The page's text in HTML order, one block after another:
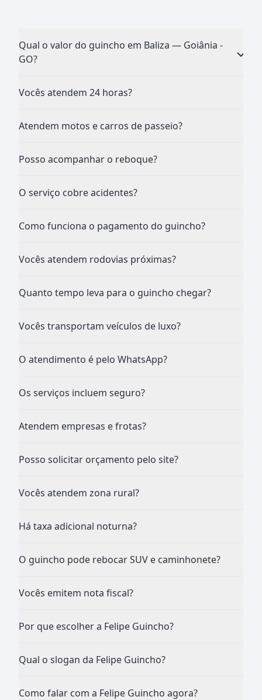
Qual o valor do guincho em Baliza — Goiânia -
GO?
Vocês atendem 24 horas?
Atendem motos e carros de passeio?
Posso acompanhar o reboque?
O serviço cobre acidentes?
Como funciona o pagamento do guincho?
Vocês atendem rodovias próximas?
Quanto tempo leva para o guincho chegar?
Vocês transportam veículos de luxo?
O atendimento é pelo WhatsApp?
Os serviços incluem seguro?
Atendem empresas e frotas?
Posso solicitar orçamento pelo site?
Vocês atendem zona rural?
Há taxa adicional noturna?
O guincho pode rebocar SUV e caminhonete?
Vocês emitem nota fiscal?
Por que escolher a Felipe Guincho?
Qual o slogan da Felipe Guincho?
Como falar com a Felipe Guincho agora?